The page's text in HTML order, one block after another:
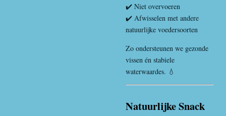
✔️ Niet overvoeren
✔️ Afwisselen met andere
natuurlijke voedersoorten
Zo ondersteunen we gezonde
vissen én stabiele
waterwaardes. 💧
Natuurlijke Snack